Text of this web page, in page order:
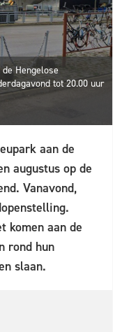
Hengelose
tot 20.00 uur
aan de
augustus op de
Vanavond,
komen aan de
rond hun
slaan.